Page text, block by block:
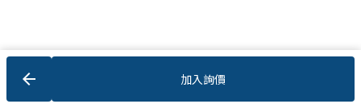
arrow_back 加入詢價